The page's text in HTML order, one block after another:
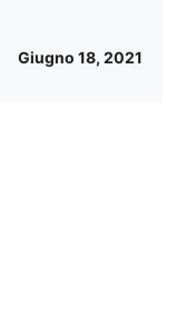
Giugno 18, 2021